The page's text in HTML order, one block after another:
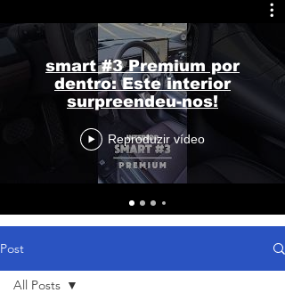
smart #3 Premium por
dentro: Este interior
surpreendeu-nos!
Reproduzir vídeo
Post
All Posts